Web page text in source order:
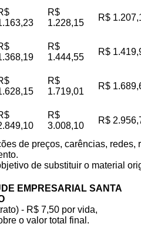
R$
1.228,15
R$
R$
1.444,55
R$
R$
1.719,01
R$
R$
3.008,10
R$
de preços, carências,
de substituir o material
EMPRESARIAL SANTA
- R$ 7,50 por vida,
o valor total final.